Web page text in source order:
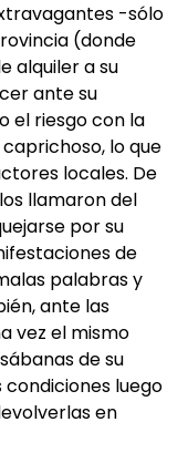
-sólo
(donde
alquiler a su
ante su
el riesgo con la
lo que
locales. De
llamaron del
por su
de
palabras y
ante las
vez el mismo
de su
luego
en